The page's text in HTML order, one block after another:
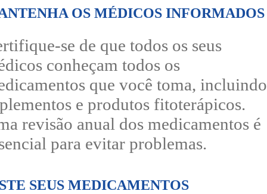
OS MÉDICOS INFORMADOS
se de que todos os seus
conheçam todos os
que você toma, incluindo
e produtos fitoterápicos.
revisão anual dos medicamentos é
para evitar problemas.
SEUS MEDICAMENTOS